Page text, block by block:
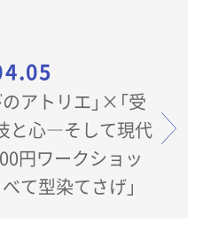
アトリエ」×「受
と心―そして現代
て型染てさげ」